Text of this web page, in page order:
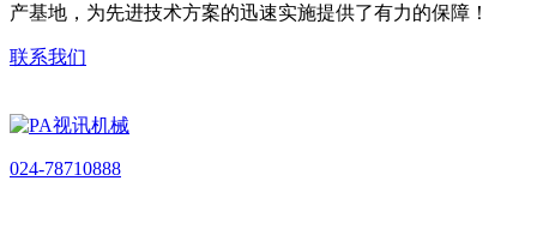
产基地，为先进技术方案的迅速实施提供了有力的保障！
联系我们
024-78710888